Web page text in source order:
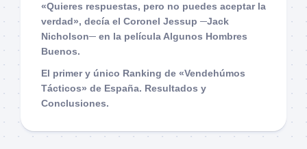
«Quieres respuestas, pero no puedes aceptar la
verdad», decía el Coronel Jessup ─Jack
Nicholson─ en la película Algunos Hombres
Buenos.
El primer y único Ranking de «Vendehúmos
Tácticos» de España. Resultados y
Conclusiones.